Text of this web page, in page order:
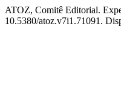
ATOZ, Comitê Editorial.
10.5380/atoz.v7i1.71091.